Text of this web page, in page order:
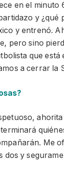
en el minuto
y ¿qué
y entrenó.
pero sino
que está
a cerrar la
ahorita
Me
dos y